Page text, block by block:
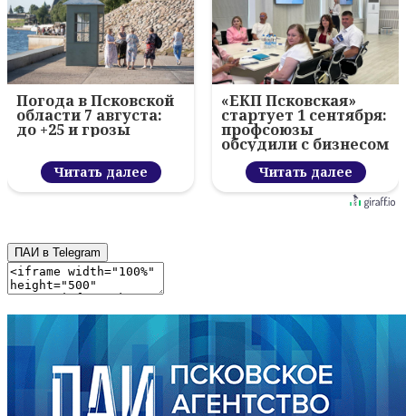
Погода в Псковской
области 7 августа:
до +25 и грозы
Читать далее
«ЕКП Псковская»
стартует 1 сентября:
профсоюзы
обсудили с бизнесом
новый цифровой
проектЧитать далее
ПАИ в Telegram